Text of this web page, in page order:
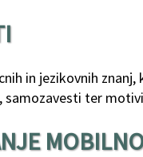
in jezikovnih
ter